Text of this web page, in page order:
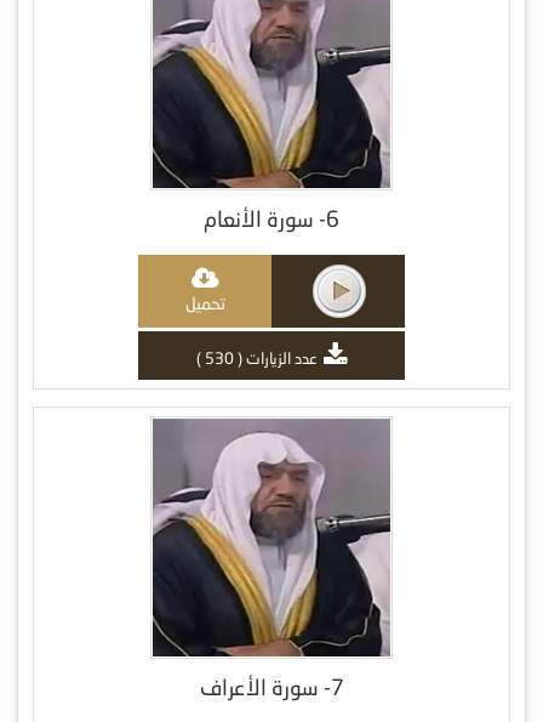
6- سورة الأنعام
تحميل
عدد الزيارات ( 530 )
7- سورة الأعراف